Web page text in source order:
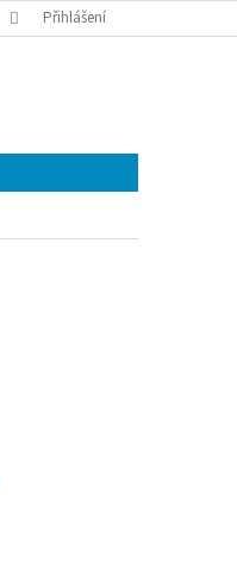
REKLAMACE
Přihlášení